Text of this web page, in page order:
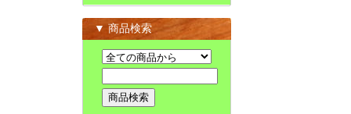
▼ 商品検索